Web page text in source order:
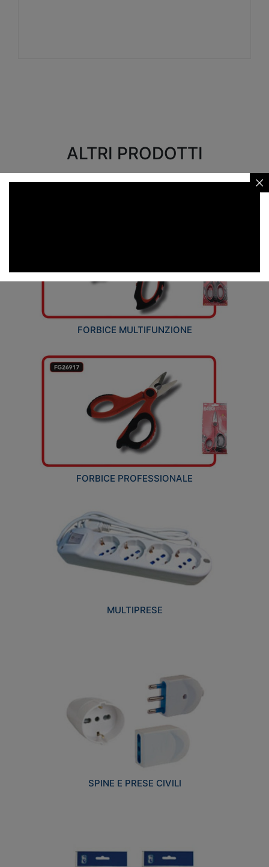
ALTRI PRODOTTI
FORBICE MULTIFUNZIONE
FORBICE PROFESSIONALE
MULTIPRESE
SPINE E PRESE CIVILI